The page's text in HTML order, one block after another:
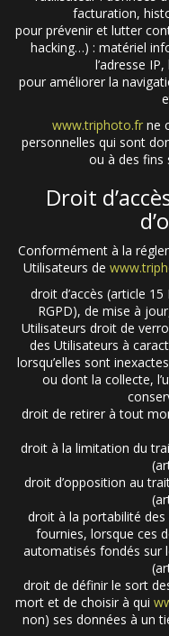
facturation,
pour prévenir et lutter
hacking…) : matériel
l’adresse
pour améliorer la
www.triphoto.frne
personnelles qui sont
ou à des fins
Droit
Conformément à la
Utilisateurs de
droit d’accès (article
RGPD), de mise à
Utilisateurs droit de
des Utilisateurs à
lorsqu’elles sont
ou dont la collecte,
droit de retirer à tout
droit à la limitation du
droit d’opposition au
droit à la portabilité
fournies, lorsque ces
automatisés fondés sur
droit de définir le sort
mort et de choisir à qui
non) ses données à un